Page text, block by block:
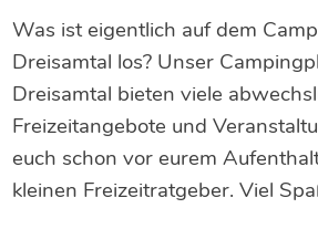
Was ist eigentlich auf dem
Dreisamtal los? Unser
Dreisamtal bieten viele
Freizeitangebote und
euch schon vor eurem
kleinen Freizeitratgeber. Viel